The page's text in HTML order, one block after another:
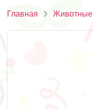
Главная Животные